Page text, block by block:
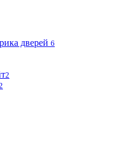
дверей 6
2